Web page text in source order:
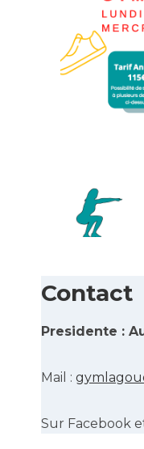
Contact
Presidente :
Mail :
Sur Facebook